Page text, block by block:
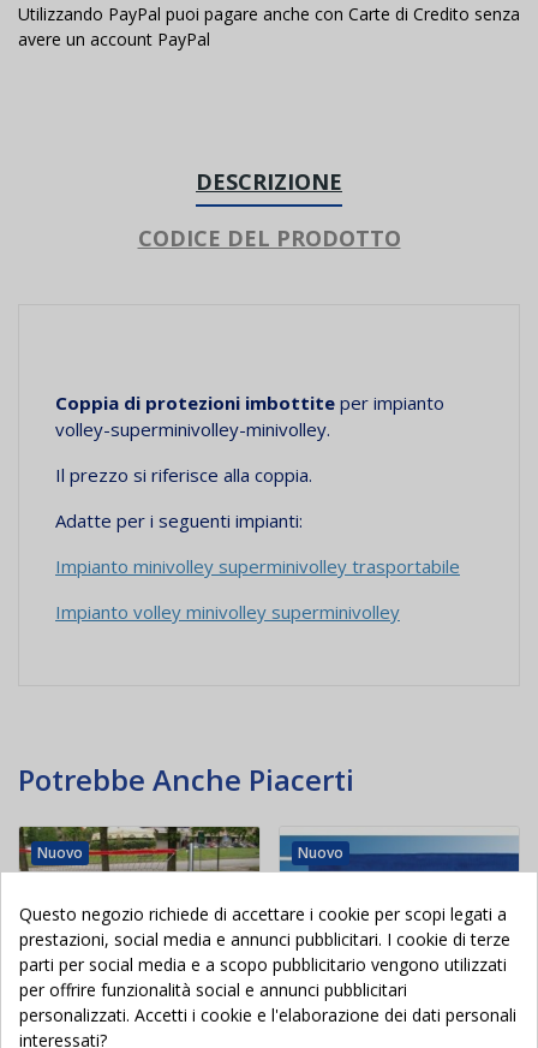
Utilizzando PayPal puoi pagare anche con Carte di Credito senza
avere un account PayPal
DESCRIZIONE
CODICE DEL PRODOTTO
Coppia di protezioni imbottite per impianto
volley-superminivolley-minivolley.
Il prezzo si riferisce alla coppia.
Adatte per i seguenti impianti:
Impianto minivolley superminivolley trasportabile
Impianto volley minivolley superminivolley
Potrebbe Anche Piacerti
Nuovo Nuovo
Questo negozio richiede di accettare i cookie per scopi legati a
prestazioni, social media e annunci pubblicitari. I cookie di terze
parti per social media e a scopo pubblicitario vengono utilizzati
per offrire funzionalità social e annunci pubblicitari
personalizzati. Accetti i cookie e l'elaborazione dei dati personali
interessati?